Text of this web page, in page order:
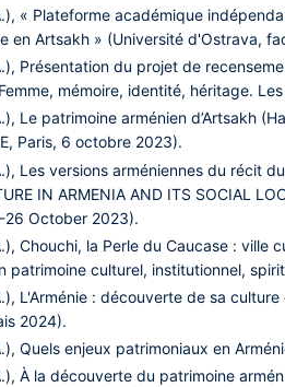
« Plateforme académique
en Artsakh » (Université d'Ostrava,
Présentation du projet de
mémoire, identité, héritage.
Le patrimoine arménien d’Artsakh
Paris, 6 octobre 2023).
Les versions arméniennes du récit
IN ARMENIA AND ITS SOCIAL
26 October 2023).
Chouchi, la Perle du Caucase : ville
patrimoine culturel, institutionnel,
L'Arménie : découverte de sa
2024).
Quels enjeux patrimoniaux en
À la découverte du patrimoine